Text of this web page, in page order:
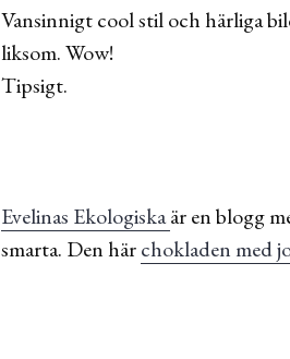
Vansinnigt cool stil och härliga
liksom. Wow!
Tipsigt.
Evelinas Ekologiskaär en blogg
smarta. Den härchokladen med